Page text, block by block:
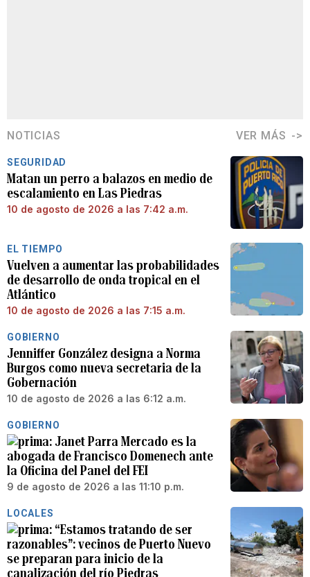
NOTICIAS VER MÁS
SEGURIDAD
Matan un perro a balazos en medio de
escalamiento en Las Piedras
10 de agosto de 2026 a las 7:42 a.m.
EL TIEMPO
Vuelven a aumentar las probabilidades
de desarrollo de onda tropical en el
Atlántico
10 de agosto de 2026 a las 7:15 a.m.
GOBIERNO
Jenniffer González designa a Norma
Burgos como nueva secretaria de la
Gobernación
10 de agosto de 2026 a las 6:12 a.m.
GOBIERNO
Janet Parra Mercado es la
abogada de Francisco Domenech ante
la Oficina del Panel del FEI
9 de agosto de 2026 a las 11:10 p.m.
LOCALES
“Estamos tratando de ser
razonables”: vecinos de Puerto Nuevo
se preparan para inicio de la
canalización del río Piedras